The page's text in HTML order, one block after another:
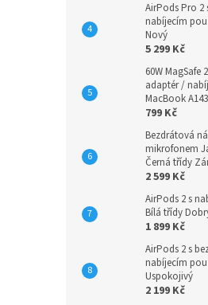
AirPods Pro 2
nabíjecím
Nový
5 299 Kč
60W MagSafe
adaptér /
MacBook
799 Kč
Bezdrátová
mikrofonem
Černá třídy
2 599 Kč
AirPods 2 s
Bílá třídy
1 899 Kč
AirPods 2 s
nabíjecím
Uspokojivý
2 199 Kč